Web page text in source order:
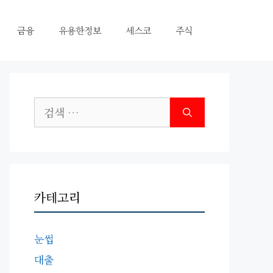
금융 유용한정보 세스코 주식
색:
카테고리
눈썹
대출